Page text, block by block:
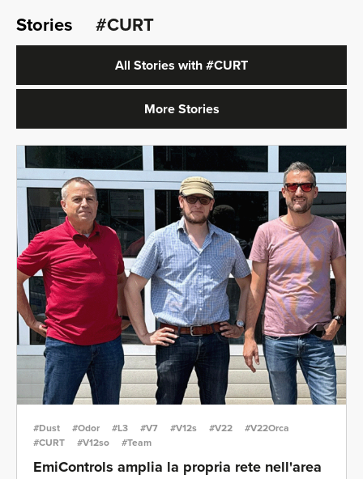
Stories #CURT
All Stories with #CURT
More Stories
#Dust #Odor #L3 #V7 #V12s #V22
#V22Orca
#CURT
#V12so #Team
EmiControls amplia la propria rete nell'area